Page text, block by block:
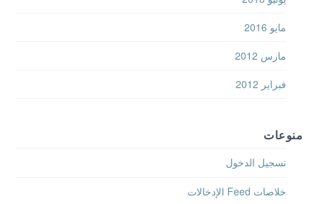
مايو 2016
مارس 2012
فبراير 2012
منوعات
تسجيل الدخول
خلاصات Feed الإدخالات